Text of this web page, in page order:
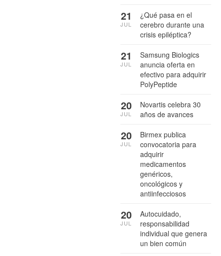
¿Qué pasa en el
cerebro durante una
crisis epiléptica?
21
JUL
Samsung Biologics
anuncia oferta en
efectivo para adquirir
PolyPeptide
21
JUL
Novartis celebra 30
años de avances
20
JUL
Birmex publica
convocatoria para
adquirir
medicamentos
genéricos,
oncológicos y
antiinfecciosos
20
JUL
Autocuidado,
responsabilidad
individual que genera
un bien común
20
JUL